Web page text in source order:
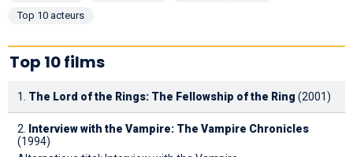
Top 10 acteurs
Top 10 films
1. The Lord of the Rings: The Fellowship of the Ring (2001)
2.
Interview with the Vampire: The Vampire Chronicles
(1994)